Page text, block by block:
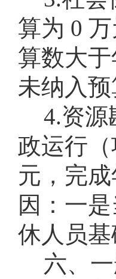
算为 0
算数大
未纳入预
4.资源
政运行
元，完
因：一
休人员
六、